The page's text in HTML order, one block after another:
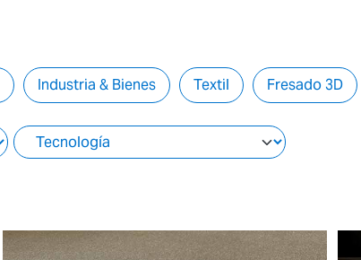
Industria & Bienes Textil Fresado 3D